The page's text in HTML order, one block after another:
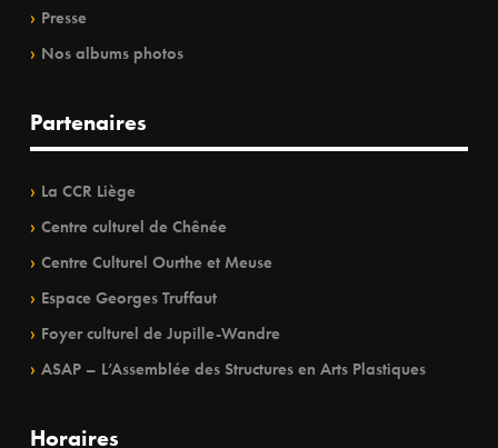
Presse
Nos albums photos
Partenaires
La CCR Liège
Centre culturel de Chênée
Centre Culturel Ourthe et Meuse
Espace Georges Truffaut
Foyer culturel de Jupille-Wandre
ASAP – L’Assemblée des Structures en Arts Plastiques
Horaires